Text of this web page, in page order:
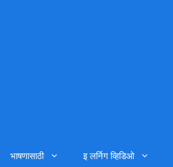
भाषणासाठी इ लर्निग व्हिडिओ